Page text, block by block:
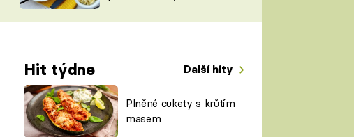
Hit týdne Další hity
Plněné cukety s krůtím
masem